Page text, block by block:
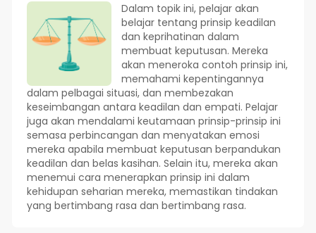
Dalam topik ini, pelajar akan
belajar tentang prinsip keadilan
dan keprihatinan dalam
membuat keputusan. Mereka
akan meneroka contoh prinsip ini,
memahami kepentingannya
dalam pelbagai situasi, dan membezakan
keseimbangan antara keadilan dan empati. Pelajar
juga akan mendalami keutamaan prinsip-prinsip ini
semasa perbincangan dan menyatakan emosi
mereka apabila membuat keputusan berpandukan
keadilan dan belas kasihan. Selain itu, mereka akan
menemui cara menerapkan prinsip ini dalam
kehidupan seharian mereka, memastikan tindakan
yang bertimbang rasa dan bertimbang rasa.